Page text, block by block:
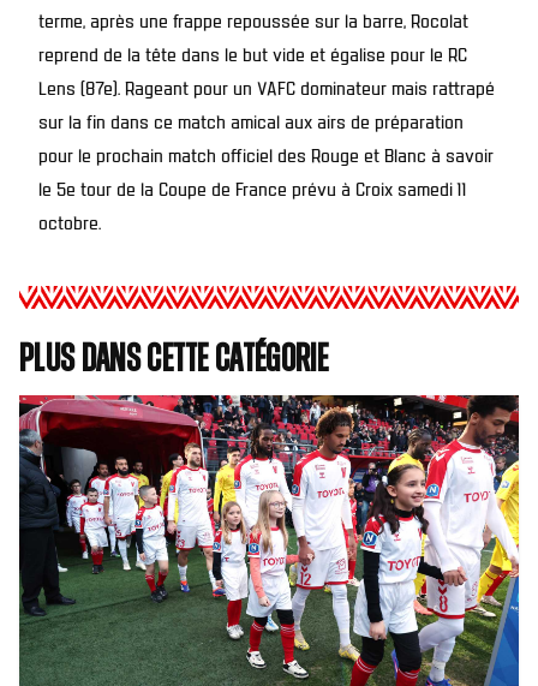
terme, après une frappe repoussée sur la barre, Rocolat
reprend de la tête dans le but vide et égalise pour le RC
Lens (87e). Rageant pour un VAFC dominateur mais rattrapé
sur la fin dans ce match amical aux airs de préparation
pour le prochain match officiel des Rouge et Blanc à savoir
le 5e tour de la Coupe de France prévu à Croix samedi 11
octobre.
Plus dans cette catégorie